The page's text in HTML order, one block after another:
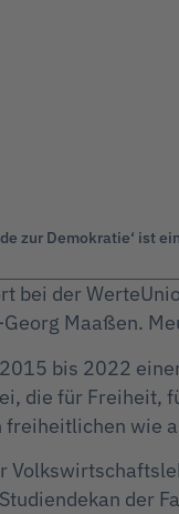
zur Demokratie‘ ist
bei der
Maaßen.
bis 2022
die für Freiheit,
wie
der